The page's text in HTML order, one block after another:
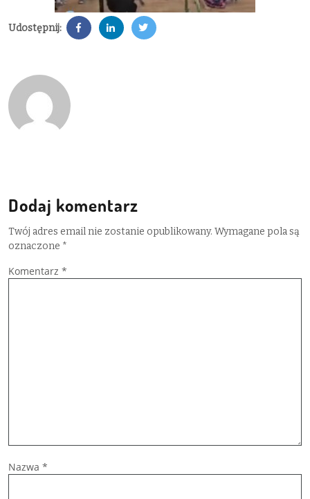
Udostępnij:
Dodaj komentarz
Twój adres email nie zostanie opublikowany. Wymagane pola są
oznaczone *
Komentarz *
Nazwa *